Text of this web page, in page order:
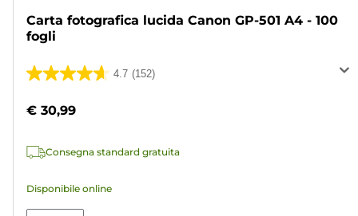
Carta fotografica lucida Canon GP-501 A4 - 100
fogli
4.7 (152)
4.7
5
152
€ 30,99
Consegna standard gratuita
Disponibile online